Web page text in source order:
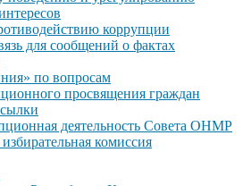
коррупции
для сообщений о фактах
по вопросам
просвящения граждан
деятельность Совета ОНМР
комиссия